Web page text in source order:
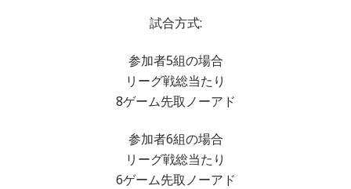
試合方式:
参加者5組の場合
リーグ戦総当たり
8ゲーム先取ノーアド
参加者6組の場合
リーグ戦総当たり
6ゲーム先取ノーアド